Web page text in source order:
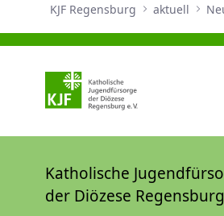
KJF Regensburg aktuell
Katholische
der Diözese